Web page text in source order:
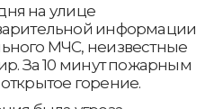
на улице
информации
МЧС, неизвестные
За 10 минут пожарным
горение.